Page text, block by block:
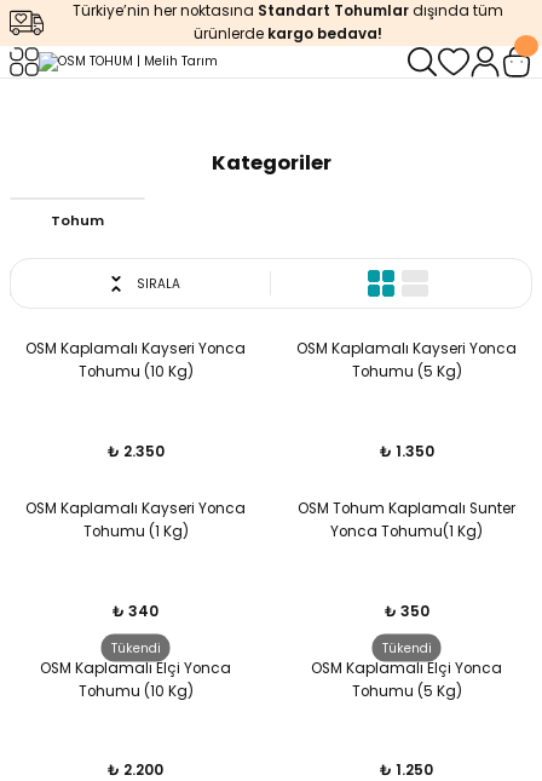
Türkiye’nin her noktasına Standart Tohumlardışında tüm
ürünlerde kargo bedava!
Kategoriler
Tohum
SIRALA
OSM Kaplamalı Kayseri Yonca
Tohumu (10 Kg)
₺ 2.350
OSM Kaplamalı Kayseri Yonca
Tohumu (5 Kg)
₺ 1.350
OSM Kaplamalı Kayseri Yonca
Tohumu (1 Kg)
₺ 340
OSM Tohum Kaplamalı Sunter
Yonca Tohumu(1 Kg)
₺ 350
Tükendi
OSM Kaplamalı Elçi Yonca
Tohumu (10 Kg)
₺ 2.200
Tükendi
OSM Kaplamalı Elçi Yonca
Tohumu (5 Kg)
₺ 1.250
Geri Dön
Geri Dön
Geri Dön
Geri Dön
Ürünleri
Geri Dön